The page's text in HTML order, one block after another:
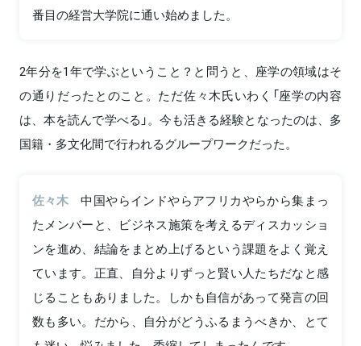
番目の経営大学院に通い始めました。
2年分を1年で学ぶということ？と問うと、座学の領域はそ
の通りだったとのこと。ただ佐々木氏いわく「座学の内容
は、本を読んで学べる」。今も活きる経験となったのは、多
国籍・多文化間で行われるグループワークだった。
佐々木
中国やらインドやらアフリカやらから集まっ
たメンバーと、ビジネス施策を考えるディスカッショ
ンを進め、結論をまとめ上げるという課題をよく覚え
ています。正直、自分よりずっと賢い人たちだなと感
じることもありました。しかも自信があって発言の回
数も多い。だから、自分がどうふるまうべきか、とて